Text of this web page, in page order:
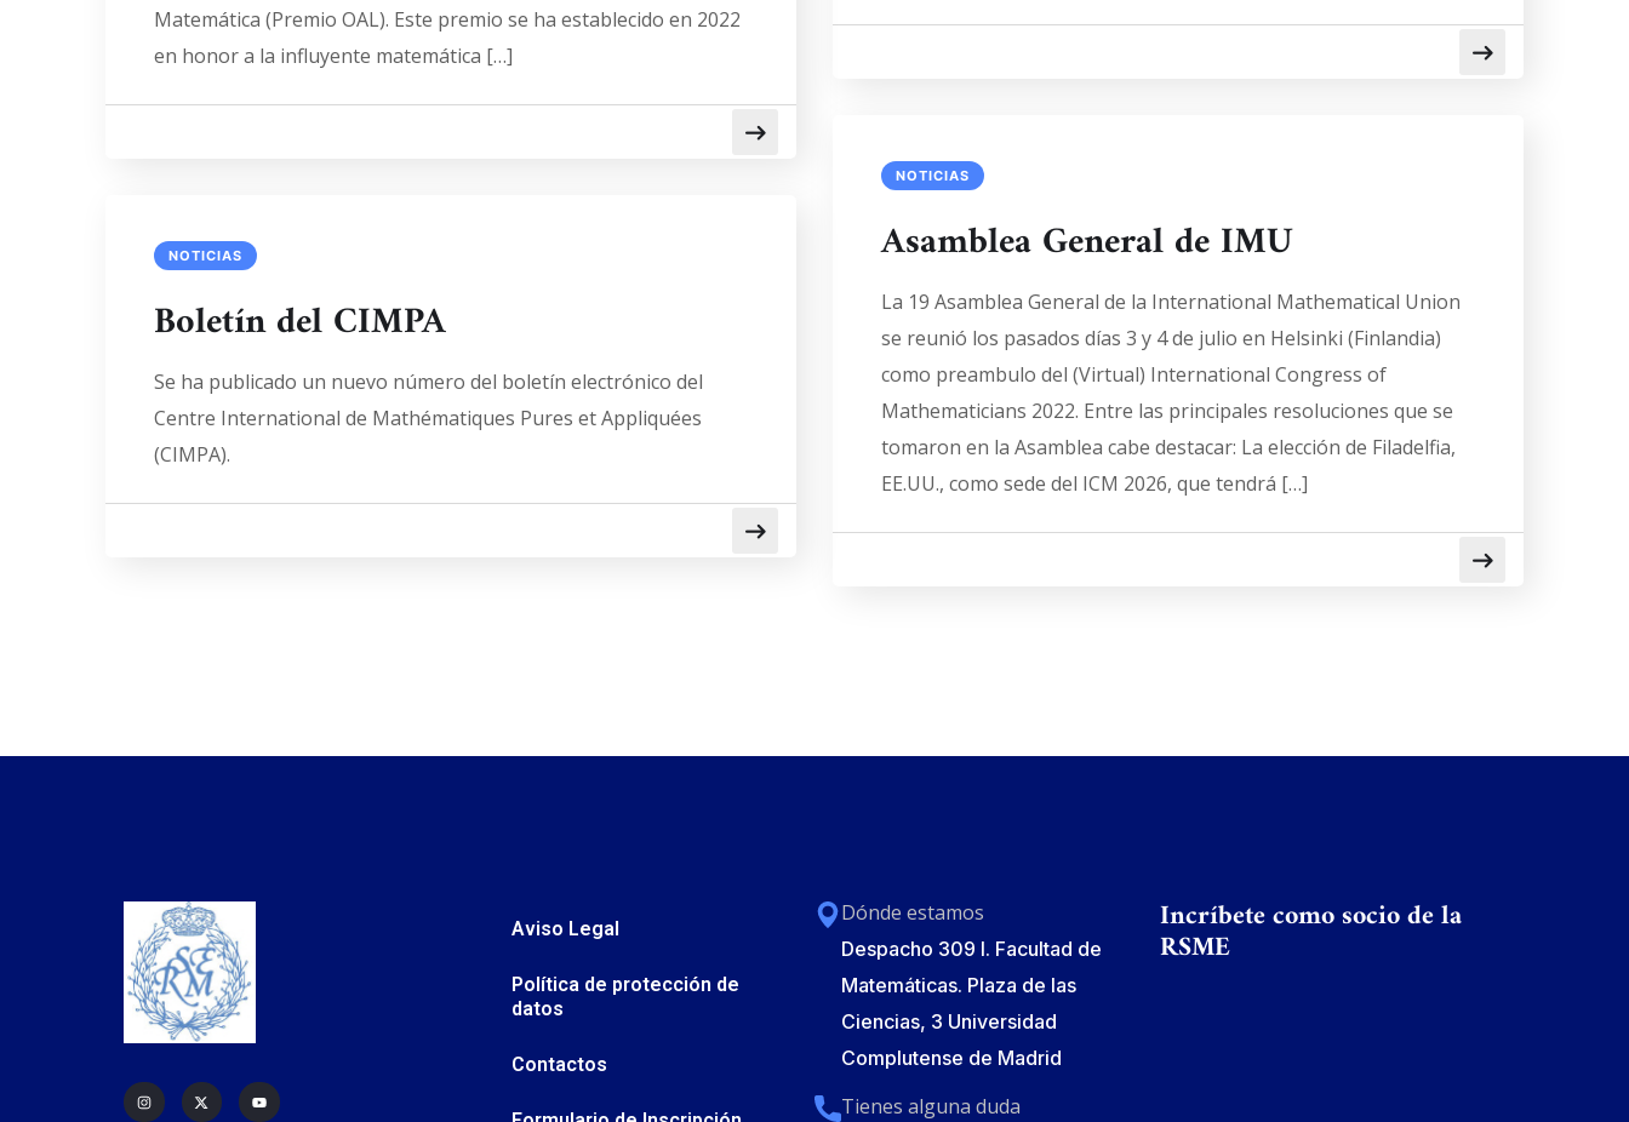
Matemática (Premio OAL). Este premio se ha establecido en 2022
en honor a la influyente matemática […]
NOTICIAS
Asamblea General de IMU
La 19 Asamblea General de la International Mathematical Union
se reunió los pasados días 3 y 4 de julio en Helsinki (Finlandia)
como preambulo del (Virtual) International Congress of
Mathematicians 2022. Entre las principales resoluciones que se
tomaron en la Asamblea cabe destacar: La elección de Filadelfia,
EE.UU., como sede del ICM 2026, que tendrá […]
NOTICIAS
Boletín del CIMPA
Se ha publicado un nuevo número del boletín electrónico del
Centre International de Mathématiques Pures et Appliquées
(CIMPA).
Aviso Legal
Política de protección de
datos
Contactos
Dónde estamos
Despacho 309 I. Facultad de
Matemáticas. Plaza de las
Ciencias, 3 Universidad
Complutense de Madrid
Tienes alguna duda
Incríbete como socio de la
RSME